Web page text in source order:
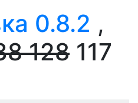
0.8.2 ,
128 117